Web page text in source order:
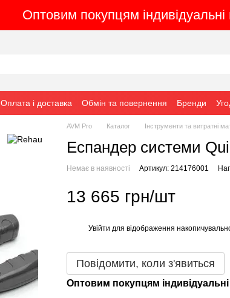
Оптовим покупцям індивідуальні
Оплата і доставка Обмін та повернення Бренди
AVM Pro Каталог Інструменти та витратні
Еспандер системи
Немає в наявності Артикул: 214176001
13 665 грн/шт
Увійти для відображення
Повідомити, коли з'явиться
Оптовим покупцям індивідуальні